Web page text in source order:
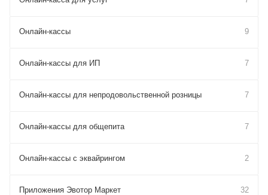
Онлайн-кассы 9
Онлайн-кассы для ИП 7
Онлайн-кассы для непродовольственной розницы 7
Онлайн-кассы для общепита 7
Онлайн-кассы с эквайрингом 2
Приложения Эвотор Маркет 32